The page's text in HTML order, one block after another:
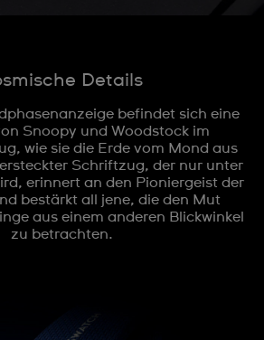
Details
befindet sich eine
Snoopy und Woodstock im
wie sie die Erde vom Mond aus
Schriftzug, der nur unter
erinnert an den Pioniergeist der
bestärkt all jene, die den Mut
aus einem anderen Blickwinkel
zu betrachten.